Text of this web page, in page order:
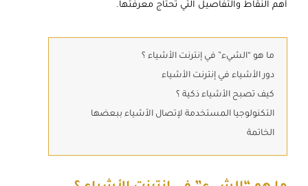
أهم النقاط والتفاصيل التي تحتاج معرفتها.
ما هو “الشيء” في إنترنت الأشياء ؟
دور الأشياء في إنترنت الأشياء
كيف تصبح الأشياء ذكية ؟
التكنولوجيا المستخدمة لإتصال الأشياء ببعضها
الخاتمة